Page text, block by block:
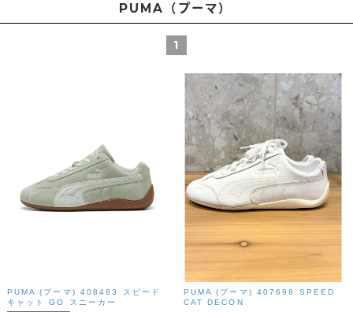
PUMA（プーマ）
1
PUMA (プーマ) 408463 スピード
キャット GO スニーカー
PUMA (プーマ) 407698 SPEED
CAT DECON